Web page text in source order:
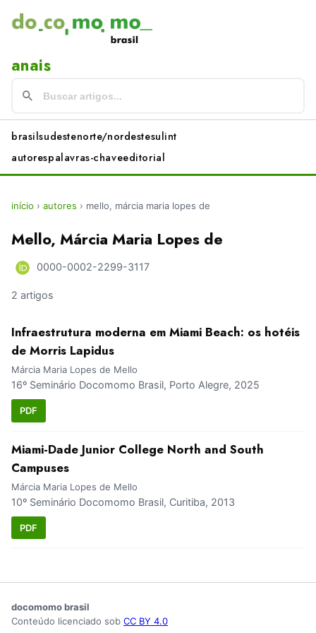
anais
brasilsudestenorte/nordestesulint
autorespalavras-chaveeditorial
início › autores › mello, márcia maria lopes de
Mello, Márcia Maria Lopes de
0000-0002-2299-3117
2 artigos
Infraestrutura moderna em Miami Beach: os hotéis
de Morris Lapidus
Márcia Maria Lopes de Mello
16º Seminário Docomomo Brasil, Porto Alegre, 2025
PDF
Miami-Dade Junior College North and South
Campuses
Márcia Maria Lopes de Mello
10º Seminário Docomomo Brasil, Curitiba, 2013
PDF
docomomo brasil
Conteúdo licenciado sob CC BY 4.0